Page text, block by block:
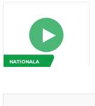
NATIONALA